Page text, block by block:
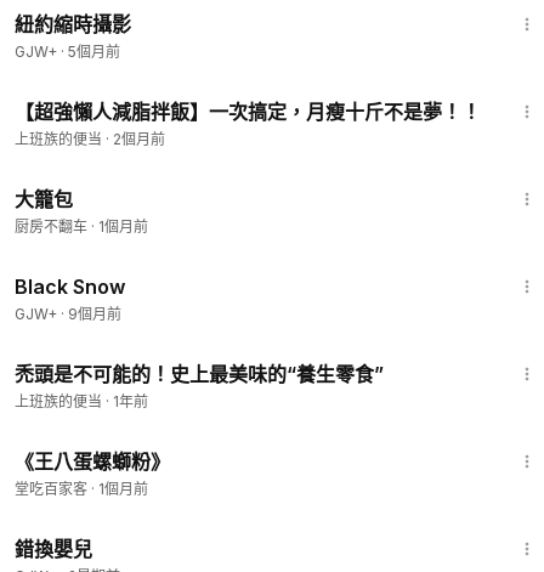
紐約縮時攝影
GJW+ · 5個月前
【超強懶人減脂拌飯】一次搞定，月瘦十斤不是夢！！
上班族的便当 · 2個月前
大籠包
厨房不翻车 · 1個月前
Black Snow
GJW+ · 9個月前
禿頭是不可能的！史上最美味的“養生零食”
上班族的便当 · 1年前
《王八蛋螺螄粉》
堂吃百家客 · 1個月前
錯換嬰兒